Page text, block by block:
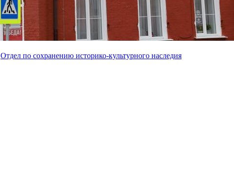
Отдел по сохранению историко-культурного наследия